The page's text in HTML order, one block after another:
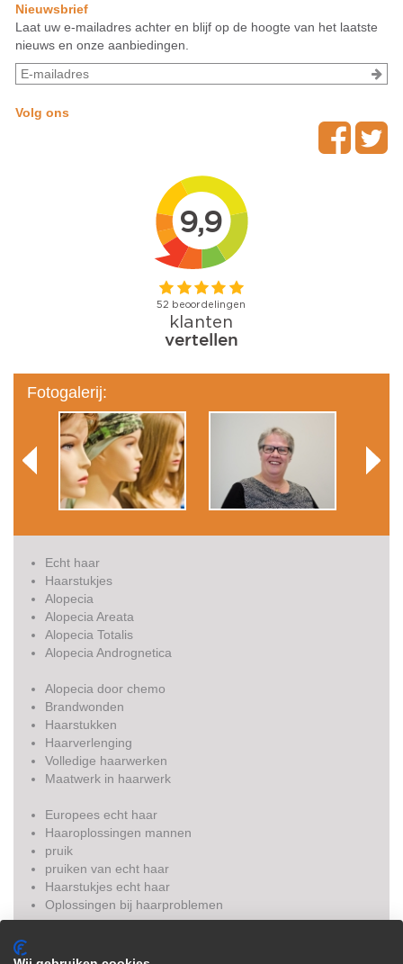
Nieuwsbrief
Laat uw e-mailadres achter en blijf op de hoogte van het laatste
nieuws en onze aanbiedingen.
Volg ons
Fotogalerij:
Echt haar
Haarstukjes
Alopecia
Alopecia Areata
Alopecia Totalis
Alopecia Andrognetica
Alopecia door chemo
Brandwonden
Haarstukken
Haarverlenging
Volledige haarwerken
Maatwerk in haarwerk
Europees echt haar
Haaroplossingen mannen
pruik
pruiken van echt haar
Haarstukjes echt haar
Oplossingen bij haarproblemen
Haarverlies chemotherapie